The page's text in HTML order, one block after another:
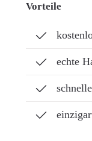
Vorteile
echte